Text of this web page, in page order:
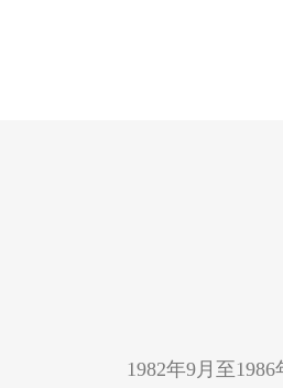
1982年9月至